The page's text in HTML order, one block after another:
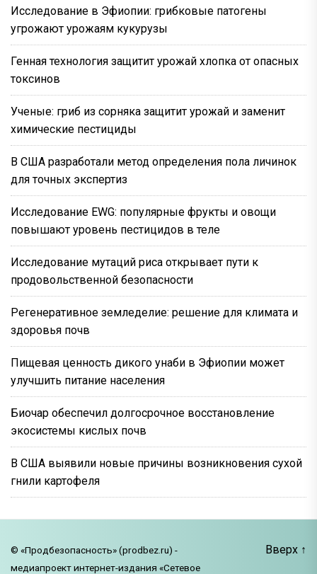
Исследование в Эфиопии: грибковые патогены
угрожают урожаям кукурузы
Генная технология защитит урожай хлопка от опасных
токсинов
Ученые: гриб из сорняка защитит урожай и заменит
химические пестициды
В США разработали метод определения пола личинок
для точных экспертиз
Исследование EWG: популярные фрукты и овощи
повышают уровень пестицидов в теле
Исследование мутаций риса открывает пути к
продовольственной безопасности
Регенеративное земледелие: решение для климата и
здоровья почв
Пищевая ценность дикого унаби в Эфиопии может
улучшить питание населения
Биочар обеспечил долгосрочное восстановление
экосистемы кислых почв
В США выявили новые причины возникновения сухой
гнили картофеля
© «Продбезопасность» (prodbez.ru) -
медиапроект интернет-издания «Сетевое
Вверх ↑